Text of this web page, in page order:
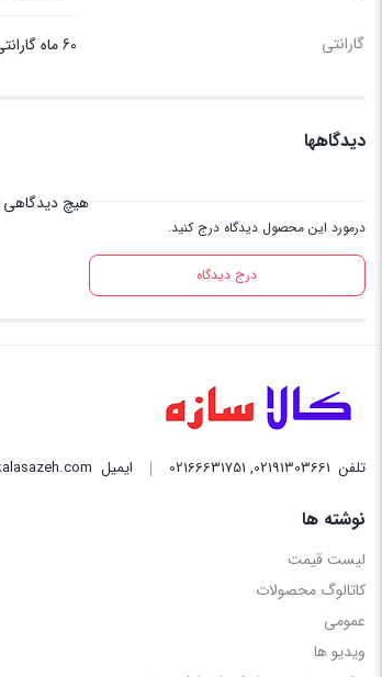
گارانتی 60 ماه گارانتی راسان
دیدگاهها
درمورد این محصول دیدگاه درج کنید.
درج دیدگاه
هیچ
تلفن 02191303661
,
02166631751 ایمیل
نوشته ها
لیست قیمت
کاتالوگ محصولات
عمومی
ویدیو ها